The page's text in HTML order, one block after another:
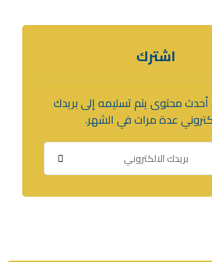
اشترك
محتوى يتم تسليمه إلى بريدك
عدة مرات في الشهر.